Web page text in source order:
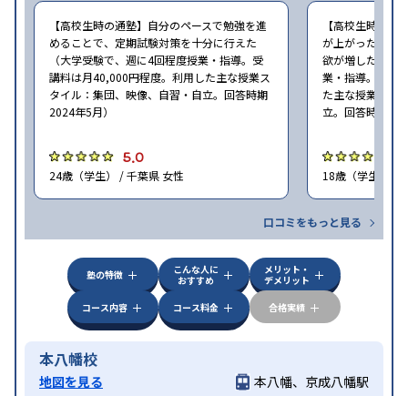
【高校生時の通塾】自分のペースで勉強を進
めることで、定期試験対策を十分に行えた
（大学受験で、週に4回程度授業・指導。受
講料は月40,000円程度。利用した主な授業ス
タイル：集団、映像、自習・自立。回答時期
2024年5月）
5.0
24歳（学生） / 千葉県 女性
【高校生時の通
が上がった。自
欲が増した（大
業・指導。受講
た主な授業スタ
立。回答時期
18歳（学生） /
口コミをもっと見る
塾の特徴
こんな人に
おすすめ
メリット・
デメリット
コース内容
コース料金 合格実績
本八幡校
地図を見る
本八幡、京成八幡駅